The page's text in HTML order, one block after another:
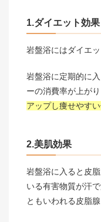
1.ダイエット効果
岩盤浴にはダイエ
岩盤浴に定期的に
ーの消費率が上が
アップし痩せやす
2.美肌効果
岩盤浴に入ると皮
いる有害物質が汗で
ともいわれる皮脂